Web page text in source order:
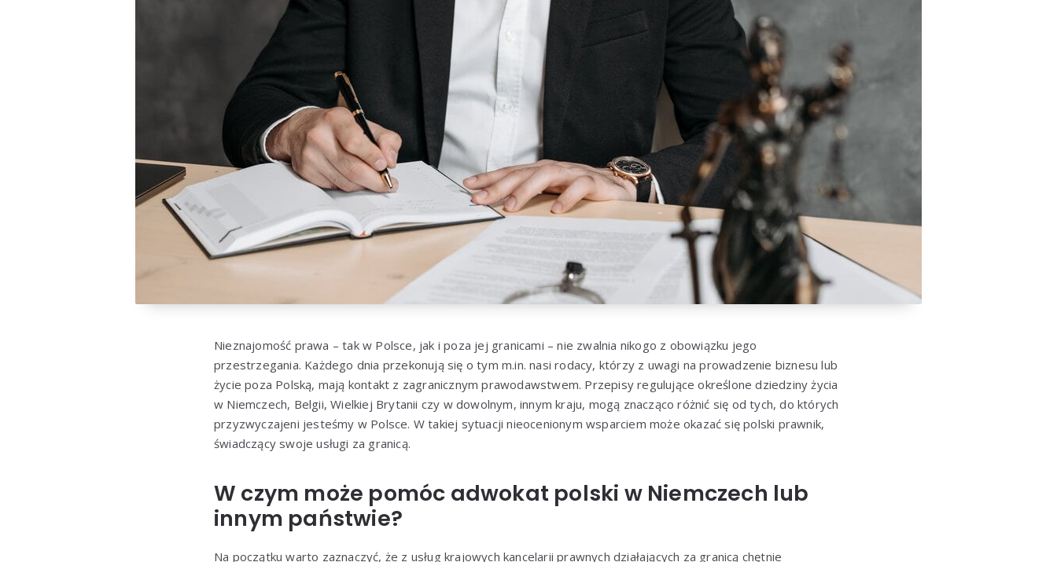
Nieznajomość prawa – tak w Polsce, jak i poza jej granicami – nie zwalnia nikogo z obowiązku jego
przestrzegania. Każdego dnia przekonują się o tym m.in. nasi rodacy, którzy z uwagi na prowadzenie biznesu lub
życie poza Polską, mają kontakt z zagranicznym prawodawstwem. Przepisy regulujące określone dziedziny życia
w Niemczech, Belgii, Wielkiej Brytanii czy w dowolnym, innym kraju, mogą znacząco różnić się od tych, do których
przyzwyczajeni jesteśmy w Polsce. W takiej sytuacji nieocenionym wsparciem może okazać się polski prawnik,
świadczący swoje usługi za granicą.
W czym może pomóc adwokat polski w Niemczech lub
innym państwie?
Na początku warto zaznaczyć, że z usług krajowych kancelarii prawnych działających za granicą chętnie